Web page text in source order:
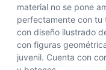
material no se pone
perfectamente con tu
con diseño ilustrado
con figuras
juvenil. Cuenta con